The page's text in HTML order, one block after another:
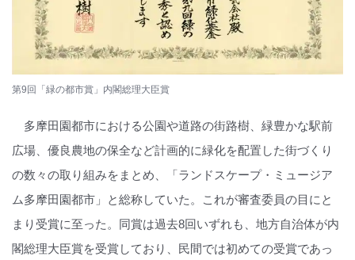
第9回「緑の都市賞」内閣総理大臣賞
多摩田園都市における公園や道路の街路樹、緑豊かな駅前
広場、優良農地の保全など計画的に緑化を配置した街づくり
の数々の取り組みをまとめ、「ランドスケープ・ミュージア
ム多摩田園都市」と総称していた。これが審査委員の目にと
まり受賞に至った。同賞は過去8回いずれも、地方自治体が内
閣総理大臣賞を受賞しており、民間では初めての受賞であっ